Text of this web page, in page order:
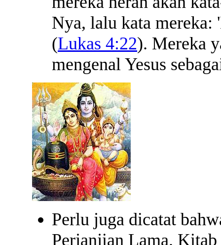
Nya, lalu kata mereka:
(Lukas 4:22). Mereka
mengenal Yesus
Perlu juga dicatat
Perjanjian Lama.